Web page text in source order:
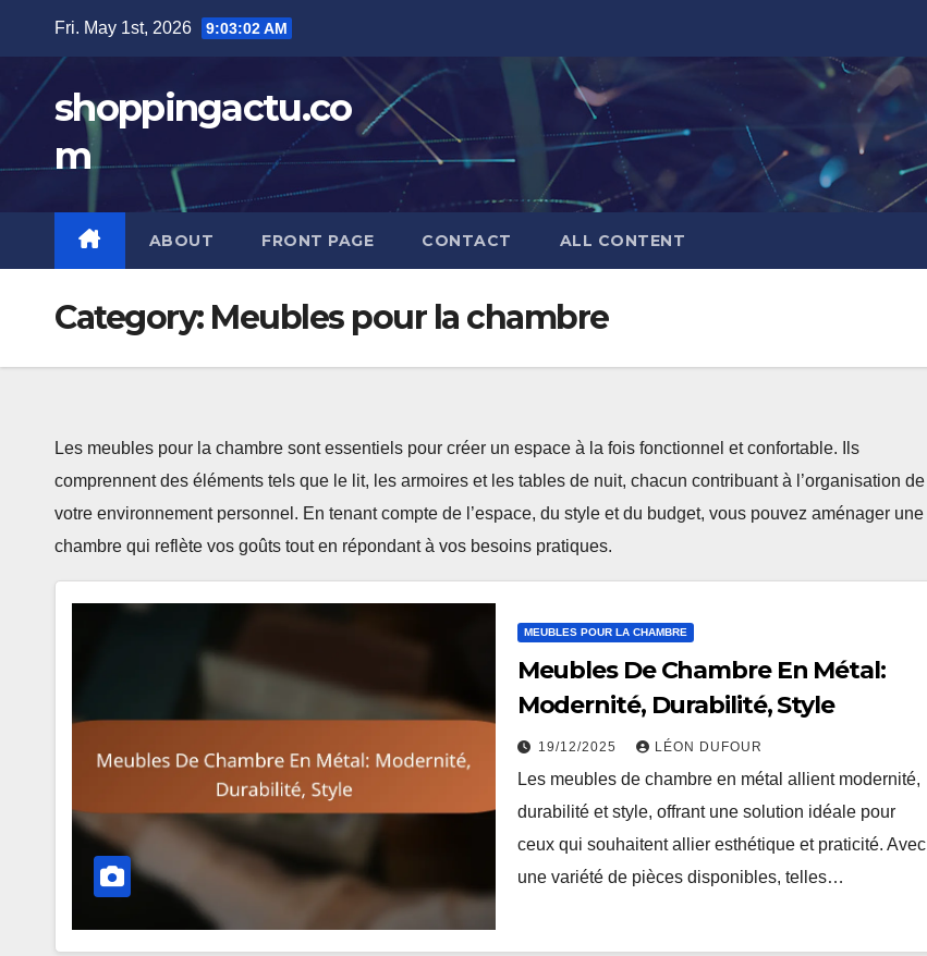
content
Fri. May 1st, 2026 9:03:04 AM
shoppingactu.co
m
ABOUT FRONT PAGE CONTACT ALL CONTENT
Category: Meubles pour la chambre
Les meubles pour la chambre sont essentiels pour créer un espace à la fois fonctionnel et confortable. Ils
comprennent des éléments tels que le lit, les armoires et les tables de nuit, chacun contribuant à l’organisation de
votre environnement personnel. En tenant compte de l’espace, du style et du budget, vous pouvez aménager une
chambre qui reflète vos goûts tout en répondant à vos besoins pratiques.
MEUBLES POUR LA CHAMBRE
Meubles De Chambre En Métal:
Modernité, Durabilité, Style
19/12/2025 LÉON DUFOUR
Les meubles de chambre en métal allient modernité,
durabilité et style, offrant une solution idéale pour
ceux qui souhaitent allier esthétique et praticité. Avec
une variété de pièces disponibles, telles…